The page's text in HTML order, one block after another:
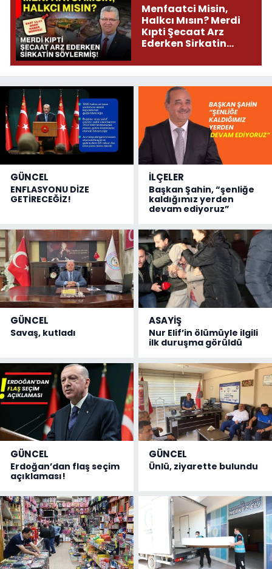
Menfaatci Misin,
Halkcı Mısın? Merdi
Kıpti Şecaat Arz
Ederken Sirkatin
GÜNCEL
ENFLASYONU DİZE
GETİRECEĞİZ!
İLÇELER
Başkan Şahin, “şenliğe
kaldığımız yerden
devam ediyoruz”
GÜNCEL
Savaş, kutladı
ASAYİŞ
Nur Elif’in ölümüyle ilgili
ilk duruşma görüldü
GÜNCEL
Erdoğan’dan flaş seçim
açıklaması!
GÜNCEL
Ünlü, ziyarette bulundu